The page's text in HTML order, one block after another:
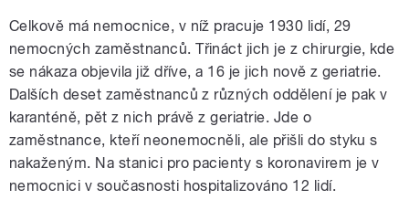
Celkově má nemocnice, v níž pracuje 1930 lidí, 29
nemocných zaměstnanců. Třináct jich je z chirurgie, kde
se nákaza objevila již dříve, a 16 je jich nově z geriatrie.
Dalších deset zaměstnanců z různých oddělení je pak v
karanténě, pět z nich právě z geriatrie. Jde o
zaměstnance, kteří neonemocněli, ale přišli do styku s
nakaženým. Na stanici pro pacienty s koronavirem je v
nemocnici v současnosti hospitalizováno 12 lidí.